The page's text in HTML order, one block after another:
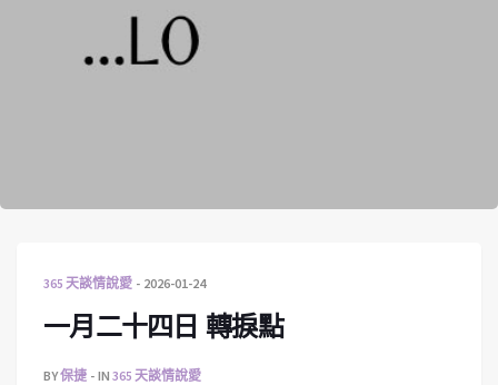
365 天談情說愛 2026-01-24
一月二十四日 轉捩點
BY保捷 IN 365 天談情說愛